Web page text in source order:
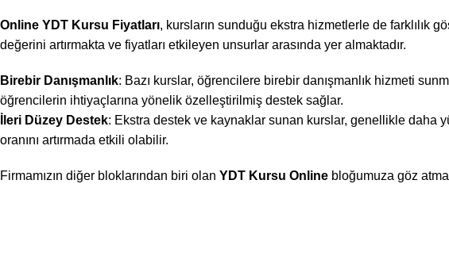
Online YDT Kursu Fiyatları, kursların sunduğu ekstra hizmetlerle de farklılık
değerini artırmakta ve fiyatları etkileyen unsurlar arasında yer almaktadır.
Birebir Danışmanlık: Bazı kurslar, öğrencilere birebir danışmanlık hizmeti
öğrencilerin ihtiyaçlarına yönelik özelleştirilmiş destek sağlar.
İleri Düzey Destek: Ekstra destek ve kaynaklar sunan kurslar, genellikle daha
oranını artırmada etkili olabilir.
Firmamızın diğer bloklarından biri olan YDT Kursu Online bloğumuza göz